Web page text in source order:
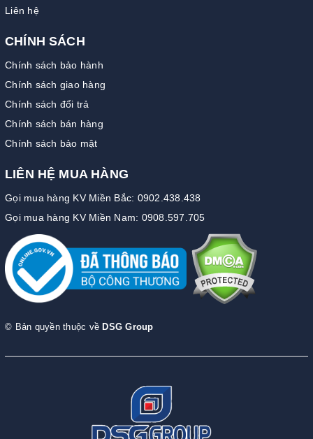
Liên hệ
CHÍNH SÁCH
Chính sách bảo hành
Chính sách giao hàng
Chính sách đổi trả
Chính sách bán hàng
Chính sách bảo mật
LIÊN HỆ MUA HÀNG
Gọi mua hàng KV Miền Bắc: 0902.438.438
Gọi mua hàng KV Miền Nam: 0908.597.705
© Bản quyền thuộc về DSG Group